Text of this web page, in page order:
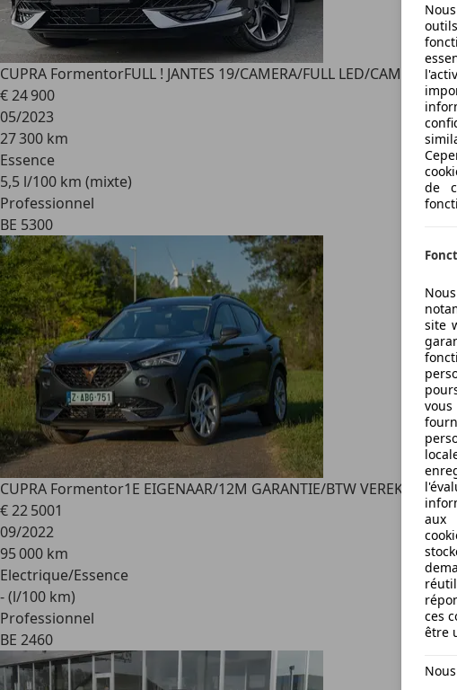
de
site
aux
ces
être
CUPRA FormentorFULL ! JANTES 19/CAMERA/FULL LED/CAMERA/
€ 24 900
05/2023
27 300 km
Essence
5,5 l/100 km (mixte)
Professionnel
BE 5300
CUPRA Formentor1E EIGENAAR/12M GARANTIE/BTW
€ 22 5001
09/2022
95 000 km
Electrique/Essence
- (l/100 km)
Professionnel
BE 2460